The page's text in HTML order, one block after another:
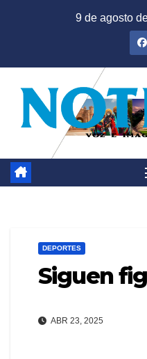
9 de agosto
DEPORTES
Siguen
ABR 23, 2025